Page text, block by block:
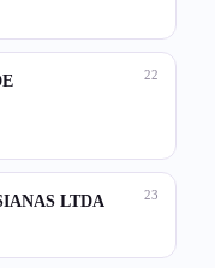
22
23
LTDA